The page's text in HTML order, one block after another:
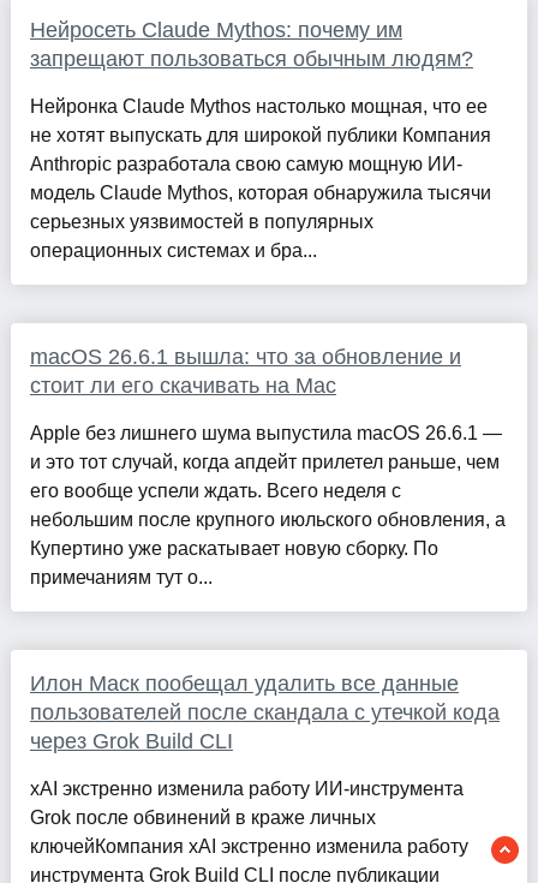
Нейросеть Claude Mythos: почему им
запрещают пользоваться обычным людям?
Нейронка Claude Mythos настолько мощная, что ее
не хотят выпускать для широкой публики Компания
Anthropic разработала свою самую мощную ИИ-
модель Claude Mythos, которая обнаружила тысячи
серьезных уязвимостей в популярных
операционных системах и бра...
macOS 26.6.1 вышла: что за обновление и
стоит ли его скачивать на Mac
Apple без лишнего шума выпустила macOS 26.6.1 —
и это тот случай, когда апдейт прилетел раньше, чем
его вообще успели ждать. Всего неделя с
небольшим после крупного июльского обновления, а
Купертино уже раскатывает новую сборку. По
примечаниям тут о...
Илон Маск пообещал удалить все данные
пользователей после скандала с утечкой кода
через Grok Build CLI
xAI экстренно изменила работу ИИ-инструмента
Grok после обвинений в краже личных
ключейКомпания xAI экстренно изменила работу
инструмента Grok Build CLI после публикации